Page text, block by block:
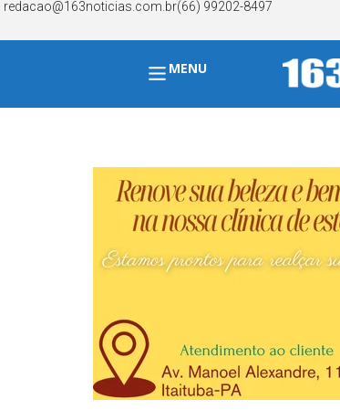
redacao@163noticias.com.br(66) 99202-8497
MENU